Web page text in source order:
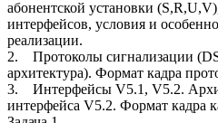
абонентской установки
интерфейсов, условия и
реализации.
2. Протоколы сигнализации
архитектура). Формат кадра
3. Интерфейсы V5.1, V5.2.
интерфейса V5.2. Формат кадра